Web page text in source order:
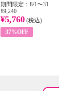
期間限定：8/1〜31
¥9,240
¥5,760 (税込)
37%OFF